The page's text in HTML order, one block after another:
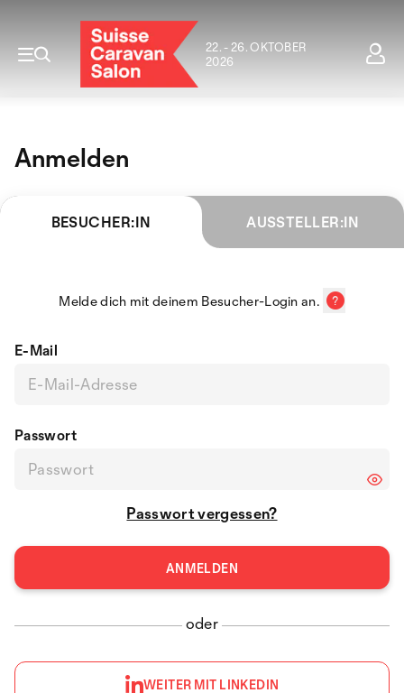
22. - 26. OKTOBER
2026
Anmelden
BESUCHER:IN AUSSTELLER:IN
Melde dich mit deinem Besucher-Login an.
E-Mail
Passwort
Passwort vergessen?
oder
WEITER MIT LINKEDIN